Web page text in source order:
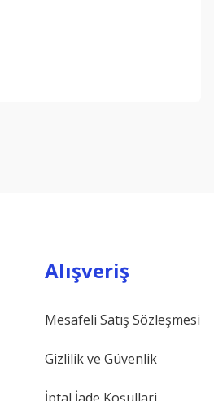
Alışveriş
Mesafeli Satış Sözleşmesi
Gizlilik ve Güvenlik